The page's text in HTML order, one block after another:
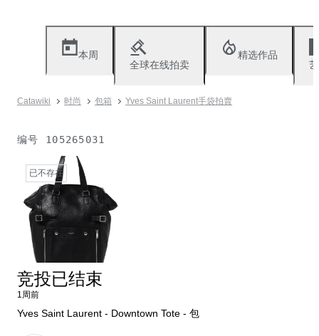
本周
全球在线拍卖
精选作品
Catawiki 时尚 包箱 Yves Saint Laurent手袋拍賣
编号 105265031
已不存在
竞投已结束
1周前
Yves Saint Laurent - Downtown Tote - 包